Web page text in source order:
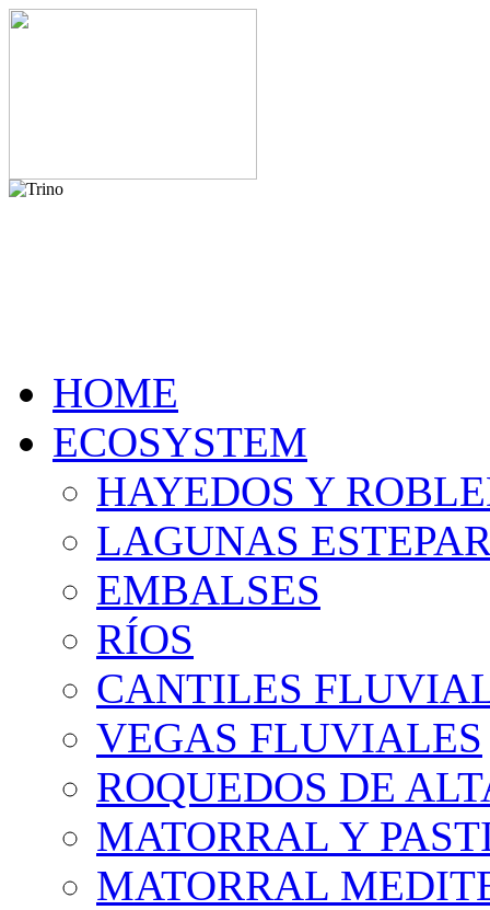
HOME
ECOSYSTEM
HAYEDOS Y
LAGUNAS
EMBALSES
RÍOS
CANTILES
VEGAS FLUVIALES
ROQUEDOS DE
MATORRAL Y
MATORRAL